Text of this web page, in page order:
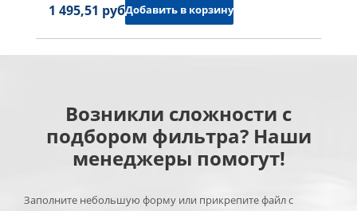
1 495,51 руб.Добавить в корзину
Возникли сложности с
подбором фильтра? Наши
менеджеры помогут!
Заполните небольшую форму или прикрепите файл с